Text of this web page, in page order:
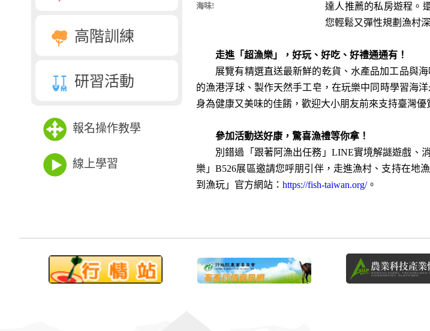
高階訓練
研習活動
報名操作教學
線上學習
海味!
達人推薦的私房遊程。
您輕鬆又彈性規劃漁村
走進「超漁樂」，好玩、好吃、好禮通通有！
展覽有精選直送最新鮮的乾貨、水產品加工品與海
的漁港浮球、製作天然手工皂，在玩樂中同時學習海
身為健康又美味的佳餚，歡迎大小朋友前來支持臺灣
參加活動送好康，驚喜漁禮等你拿！
別錯過「跟著阿漁出任務」LINE實境解謎遊戲、消
樂」B526展區邀請您呼朋引伴，走進漁村、支持在地
到漁玩」官方網站： https://fish-taiwan.org/。